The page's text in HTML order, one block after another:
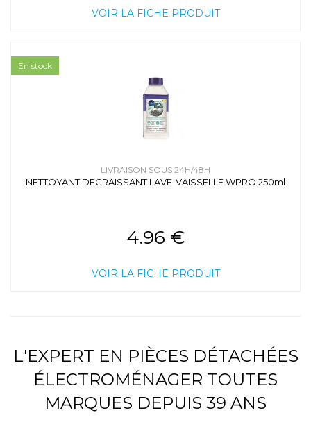
VOIR LA FICHE PRODUIT
LIVRAISON SOUS 24H/48H
NETTOYANT DEGRAISSANT LAVE-VAISSELLE WPRO 250ml
4.96 €
VOIR LA FICHE PRODUIT
En stock
L'EXPERT EN PIÈCES DÉTACHÉES
ÉLECTROMÉNAGER TOUTES
MARQUES DEPUIS 39 ANS